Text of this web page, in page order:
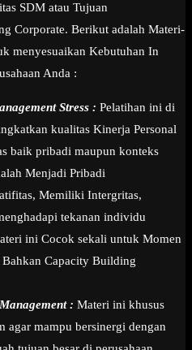
SDM atau Tujuan
Corporate. Berikut adalah Materi-
menyesuaikan Kebutuhan In
Anda :
Stress : Pelatihan ini di
kualitas Kinerja Personal
baik pribadi maupun konteks
Menjadi Pribadi
Memiliki Intergritas,
tekanan individu
ini Cocok sekali untuk Momen
Bahkan Capacity Building
: Materi ini khusus
agar mampu bersinergi dengan